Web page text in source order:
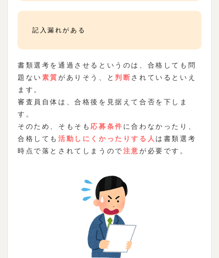
記入漏れがある
書類選考を通過させるというのは、合格しても問
題ない素質がありそう、と 判断されているといえ
ます。
審査員自体は、合格後を見据えて合否を下しま
す。
そのため、そもそも 応募条件 に合わなかったり、
合格しても 活動しにくかったりする人 は書類選考
時点で落とされてしまうので注意が必要です。